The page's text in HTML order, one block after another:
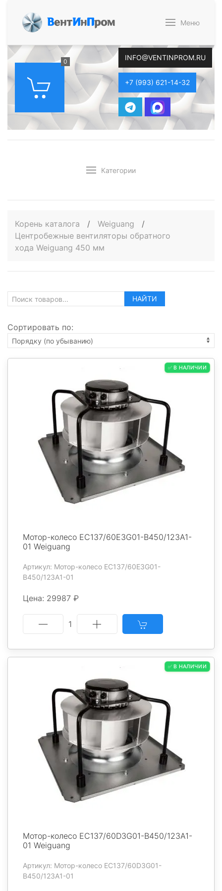
ВентИнПром Меню
0 INFO@VENTINPROM.RU
+7 (993) 621-14-32
Категории
Корень каталога / Weiguang
/
Центробежные вентиляторы обратного
хода Weiguang 450 мм
НАЙТИ
Сортировать по:
✅ В НАЛИЧИИ
Мотор-колесо EC137/60E3G01-B450/123A1-
01 Weiguang
Артикул: Мотор-колесо EC137/60E3G01-
B450/123A1-01
Цена: 29987 ₽
1
✅ В НАЛИЧИИ
Мотор-колесо EC137/60D3G01-B450/123A1-
01 Weiguang
Артикул: Мотор-колесо EC137/60D3G01-
B450/123A1-01